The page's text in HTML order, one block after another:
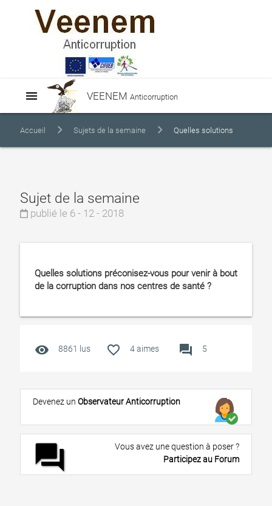
VEENEMAnticorruption
menu
Accueil Sujets de la semaine Quelles solutions
Sujet de la semaine
publié le 6 - 12 - 2018
Quelles solutions préconisez-vous pour venir à bout
de la corruption dans nos centres de santé ?
visibility 8861 lus favorite_outline 4aimes forum 5
Devenez un Observateur Anticorruption
forum
Vous avez une question à poser ?
Participez au Forum